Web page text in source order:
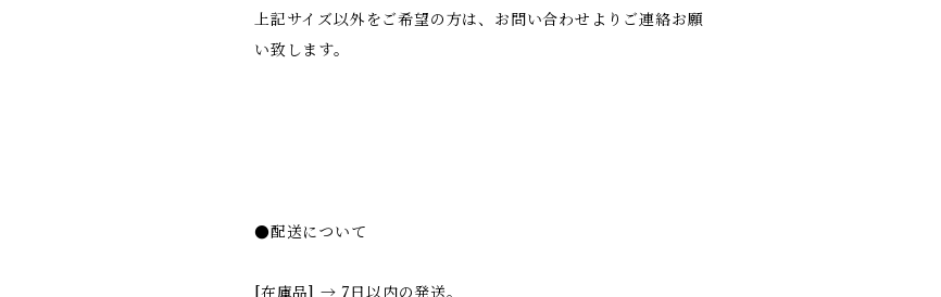
上記サイズ以外をご希望の方は、お問い合わせよりご連絡お願
い致します。
●配送について
[在庫品] → 7日以内の発送。